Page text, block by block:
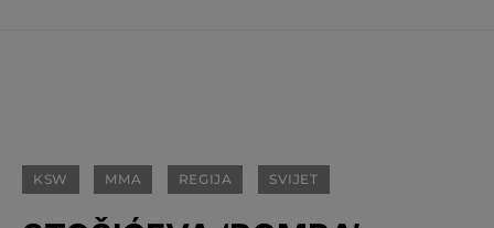
KSW MMA REGIJA SVIJET